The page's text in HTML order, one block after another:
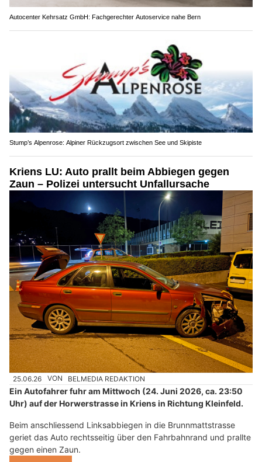
Autocenter Kehrsatz GmbH: Fachgerechter Autoservice nahe Bern
Stump’s Alpenrose: Alpiner Rückzugsort zwischen See und Skipiste
Kriens LU: Auto prallt beim Abbiegen gegen
Zaun – Polizei untersucht Unfallursache
25.06.26 VON BELMEDIA REDAKTION
Ein Autofahrer fuhr am Mittwoch (24. Juni 2026, ca. 23:50
Uhr) auf der Horwerstrasse in Kriens in Richtung Kleinfeld.
Beim anschliessend Linksabbiegen in die Brunnmattstrasse
geriet das Auto rechtsseitig über den Fahrbahnrand und prallte
gegen einen Zaun.